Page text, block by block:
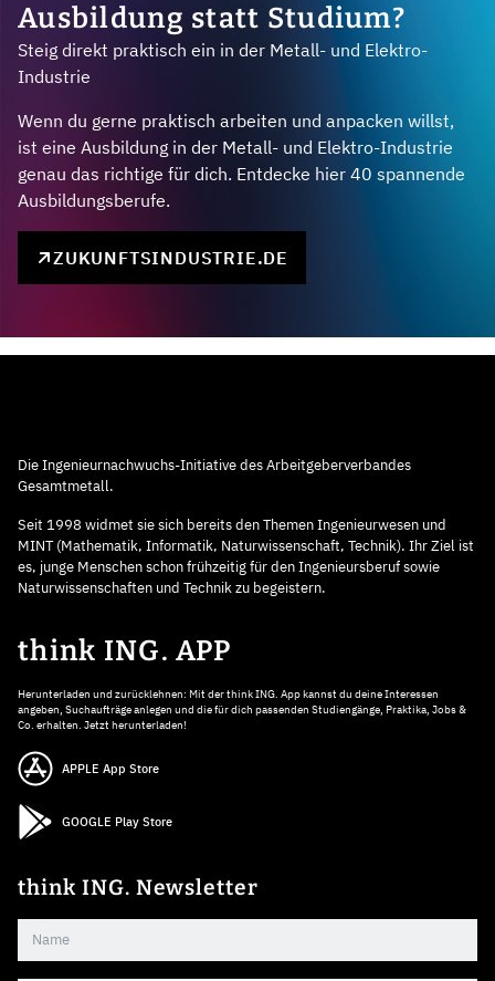
Ausbildung statt Studium?
Steig direkt praktisch ein in der Metall- und Elektro-
Industrie
Wenn du gerne praktisch arbeiten und anpacken willst,
ist eine Ausbildung in der Metall- und Elektro-Industrie
genau das richtige für dich. Entdecke hier 40 spannende
Ausbildungsberufe.
ZUKUNFTSINDUSTRIE.DE
Die Ingenieurnachwuchs-Initiative des Arbeitgeberverbandes
Gesamtmetall.
Seit 1998 widmet sie sich bereits den Themen Ingenieurwesen und
MINT (Mathematik, Informatik, Naturwissenschaft, Technik). Ihr Ziel ist
es, junge Menschen schon frühzeitig für den Ingenieursberuf sowie
Naturwissenschaften und Technik zu begeistern.
think ING. APP
Herunterladen und zurücklehnen: Mit der think ING. App kannst du deine Interessen
angeben, Suchaufträge anlegen und die für dich passenden Studiengänge, Praktika, Jobs &
Co. erhalten. Jetzt herunterladen!
APPLE App Store
GOOGLE Play Store
think ING. Newsletter